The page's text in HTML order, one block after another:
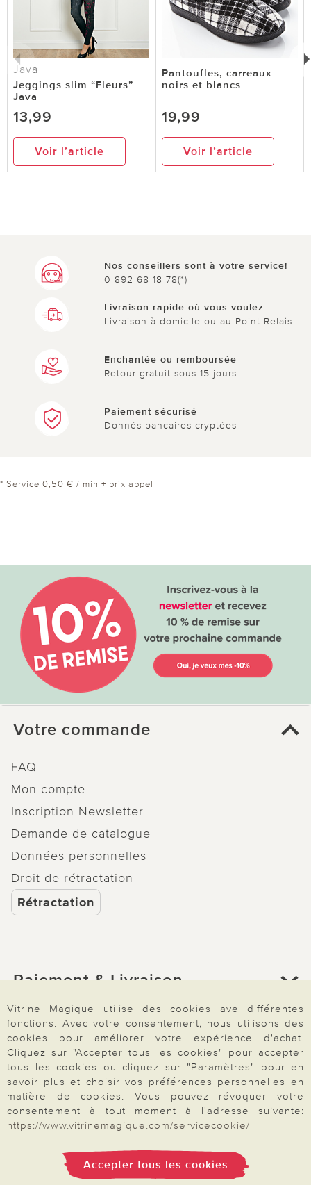
Java
Jeggings slim “Fleurs”
Java
13,99
Voir l’article
Pantoufles, carreaux
noirs et blancs
19,99
Voir l’article
Nos conseillers sont à votre service!
0 892 68 18 78(*)
Livraison rapide où vous voulez
Livraison à domicile ou au Point Relais
Enchantée ou remboursée
Retour gratuit sous 15 jours
Paiement sécurisé
Donnés bancaires cryptées
* Service 0,50 € / min + prix appel
Votre commande
FAQ
Mon compte
Inscription Newsletter
Demande de catalogue
Données personnelles
Droit de rétractation
Rétractation
Paiement & Livraison
À propos de nous
Besoin d'aide?
Mentions légales|CGV|Données & liberté|Vie privée & cookies
Vitrine Magique utilise des cookies ave différentes
fonctions. Avec votre consentement, nous utilisons des
cookies pour améliorer votre expérience d'achat.
Cliquez sur "Accepter tous les cookies" pour accepter
tous les cookies ou cliquez sur "Paramètres" pour en
savoir plus et choisir vos préférences personnelles en
matière de cookies. Vous pouvez révoquer votre
consentement à tout moment à l'adresse suivante:
https://www.vitrinemagique.com/servicecookie/
Accepter tous les cookies